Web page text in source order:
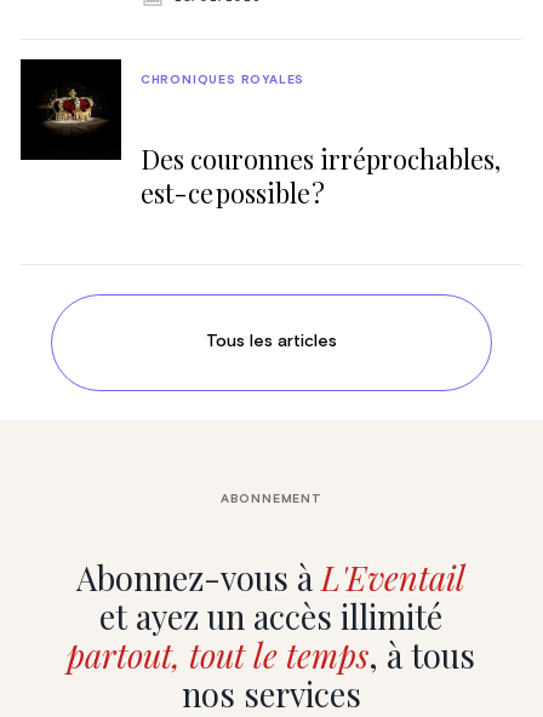
Des couronnes irréprochables,
est-ce possible ?
CHRONIQUES ROYALES
Tous les articles
Abonnez-vous àL'Eventail
et ayez un accès illimité
partout, tout le temps, à tous
nos services
ABONNEMENT